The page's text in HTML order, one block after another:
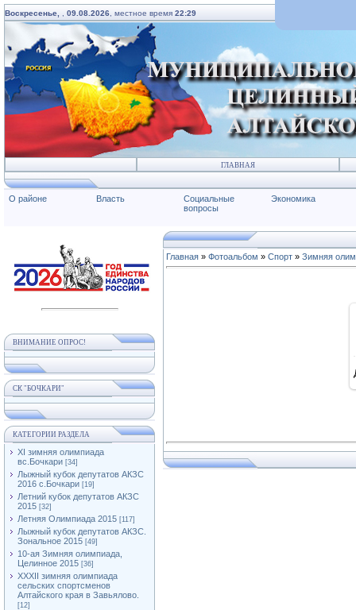
Воскресенье, 09.08.2026 , местное время 22:29
ГЛАВНАЯ
О районе Власть
Социальные
вопросы
Экономика
ВНИМАНИЕ ОПРОС!
СК "БОЧКАРИ"
КАТЕГОРИИ РАЗДЕЛА
XI зимняя олимпиада
вс.Бочкари [34]
Лыжный кубок депутатов АКЗС
2016 с.Бочкари [19]
Летний кубок депутатов АКЗС
2015 [32]
Летняя Олимпиада 2015 [117]
Лыжный кубок депутатов АКЗС.
Зональное 2015 [49]
10-ая Зимняя олимпиада,
Целинное 2015 [36]
XXXII зимняя олимпиада
сельских спортсменов
Алтайского края в Завьялово.
[12]
Главная » Фотоальбом » Спорт » Зимняя